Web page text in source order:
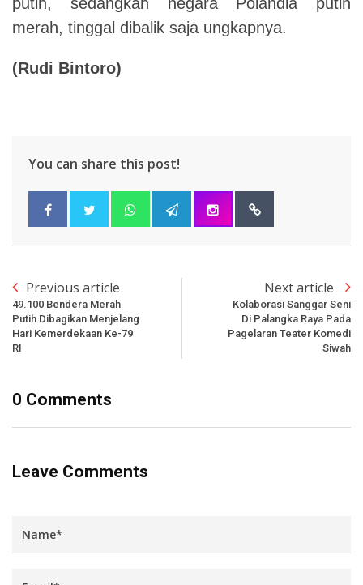
merah, tinggal dibalik saja ungkapnya.
(Rudi Bintoro)
You can share this post!
Previous article
49.100 Bendera Merah
Putih Dibagikan Menjelang
Hari Kemerdekaan Ke-79
RI
Next article
Kolaborasi Sanggar Seni
Di Palangka Raya Pada
Pagelaran Teater Komedi
Siwah
0 Comments
Leave Comments